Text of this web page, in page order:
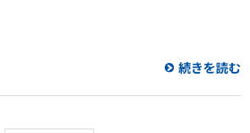
続きを読む